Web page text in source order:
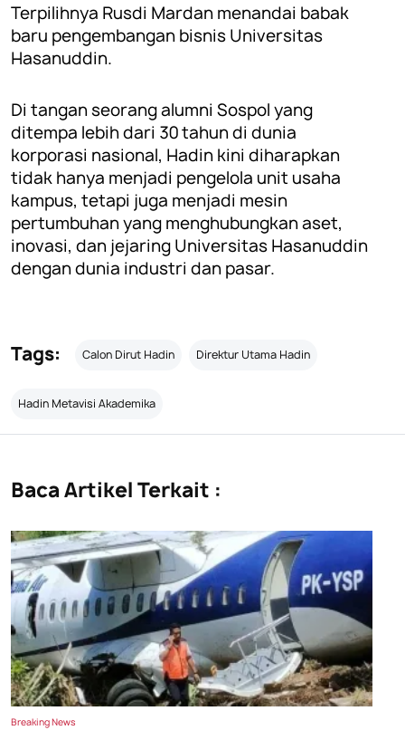
Terpilihnya Rusdi Mardan menandai babak
baru pengembangan bisnis Universitas
Hasanuddin.
Di tangan seorang alumni Sospol yang
ditempa lebih dari 30 tahun di dunia
korporasi nasional, Hadin kini diharapkan
tidak hanya menjadi pengelola unit usaha
kampus, tetapi juga menjadi mesin
pertumbuhan yang menghubungkan aset,
inovasi, dan jejaring Universitas Hasanuddin
dengan dunia industri dan pasar.
Tags: Calon Dirut Hadin Direktur Utama Hadin
Hadin Metavisi Akademika
Baca Artikel Terkait :
Breaking News